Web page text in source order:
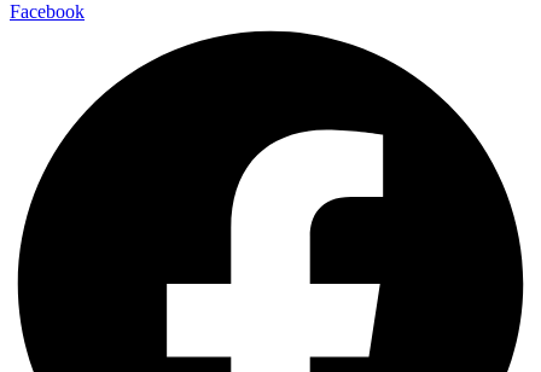
Facebook